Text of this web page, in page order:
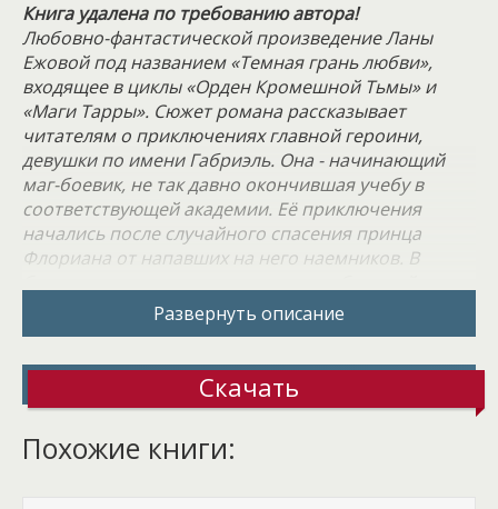
Книга удалена по требованию автора!
Любовно-фантастической произведение Ланы
Ежовой под названием «Темная грань любви»,
входящее в циклы «Орден Кромешной Тьмы» и
«Маги Тарры». Сюжет романа рассказывает
читателям о приключениях главной героини,
девушки по имени Габриэль. Она - начинающий
маг-боевик, не так давно окончившая учебу в
соответствующей академии. Её приключения
начались после случайного спасения принца
Флориана от напавших на него наемников. В
правитель Латории пожелал видеть Габриэль
своей фавориткой. Он также был магом, но не
угодить в засаду злоумышленников, а затем чуть
не погиб, едва не попав в древнюю ловушку.
Принц крайне обидчив, поэтому говорить ему в
Развернуть описание
Скачать
Похожие книги: